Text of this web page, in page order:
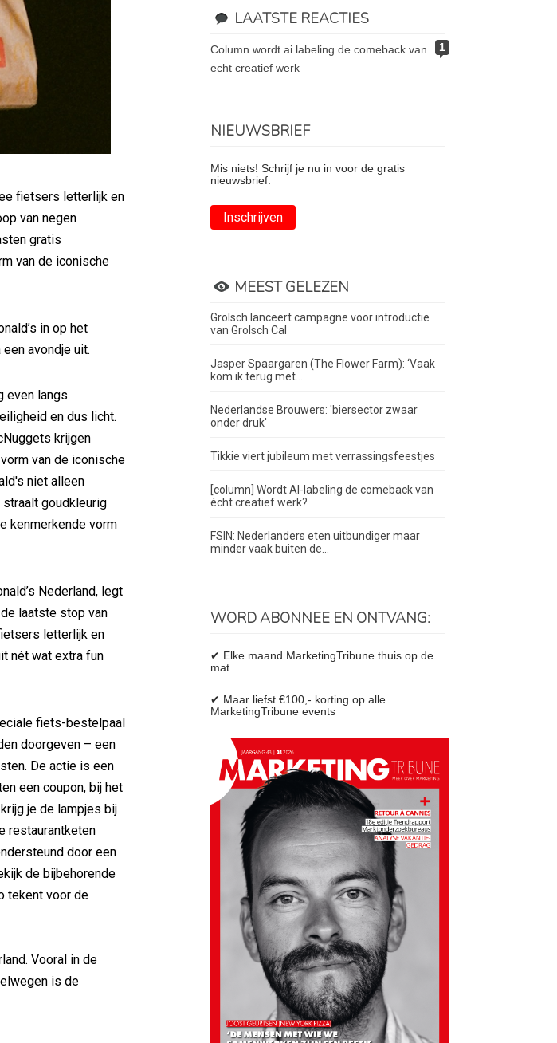
fietsers letterlijk en
van negen
gratis
van de iconische
in op het
avondje uit.
even langs
en dus licht.
krijgen
van de iconische
niet alleen
goudkleurig
kenmerkende vorm
Nederland, legt
laatste stop van
letterlijk en
nét wat extra fun
fiets-bestelpaal
doorgeven – een
De actie is een
een coupon, bij het
je de lampjes bij
restaurantketen
door een
de bijbehorende
tekent voor de
Vooral in de
is de
LAATSTE REACTIES
1
column wordt ai labeling de comeback van
echt creatief werk
NIEUWSBRIEF
Mis niets! Schrijf je nu in voor de gratis
nieuwsbrief.
Inschrijven
MEEST GELEZEN
Grolsch lanceert campagne voor introductie
van Grolsch Cal
Jasper Spaargaren (The Flower Farm): ‘Vaak
kom ik terug met...
Nederlandse Brouwers: 'biersector zwaar
onder druk'
Tikkie viert jubileum met verrassingsfeestjes
[column] Wordt AI-labeling de comeback van
écht creatief werk?
FSIN: Nederlanders eten uitbundiger maar
minder vaak buiten de...
WORD ABONNEE EN ONTVANG:
✔ Elke maand MarketingTribune thuis op de
mat
✔ Maar liefst €100,- korting op alle
MarketingTribune events